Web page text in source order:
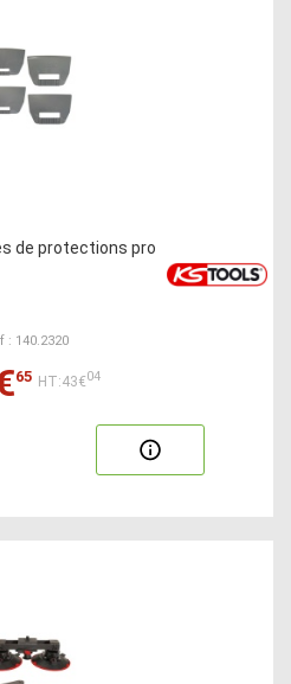
de protections pro
: 140.2320
65 HT:43€04